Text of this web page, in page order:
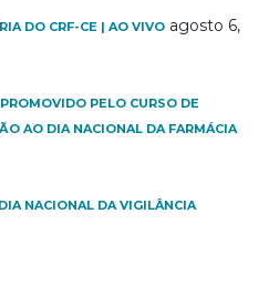
DO CRF-CE | AO VIVO agosto 6,
PELO CURSO DE
AO DIA NACIONAL DA FARMÁCIA
NACIONAL DA VIGILÂNCIA